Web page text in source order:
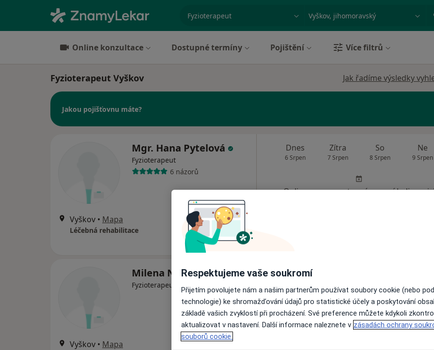
Město nebo region
Online konzultace Dostupné termíny Pojištění Více filtrů
Fyzioterapeut Vyškov Jak řadíme výsledky
Jakou pojišťovnu máte?
Mgr. Hana Pytelová
Fyzioterapeut
6 názorů
Vyškov • Mapa
Léčebná rehabilitace
Dnes
6 Srpen
Zítra
7 Srpen
So
8 Srpen
Ne
9 Srpen
Online rezervace termínu není k
Milena Neckařová
Fyzioterapeut, Internista
Vyškov • Mapa
Dnes
Online rezervace termínu není k
Rezervovat termín
Respektujeme vaše soukromí
Přijetím povolujete nám a našim partnerům používat soubory cookie (nebo
technologie) ke shromažďování údajů pro statistické účely a poskytování
základě vašich zvyklostí při procházení. Své preference můžete kdykoli
aktualizovat v nastavení. Další informace naleznete v zásadách ochrany
souborů cookie.